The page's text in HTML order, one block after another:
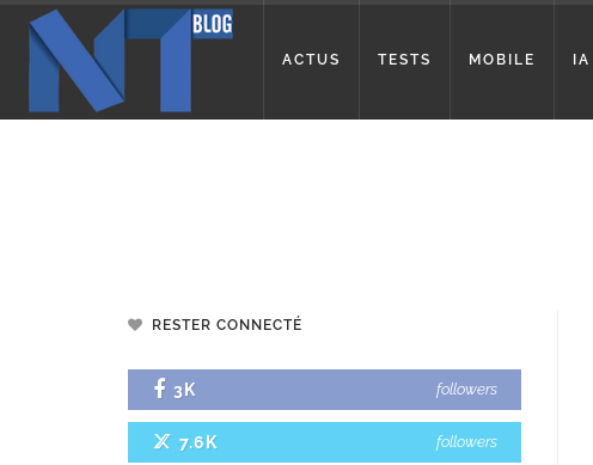
ACTUS TESTS MOBILE IA
RESTER CONNECTÉ
3K followers
7.6K followers